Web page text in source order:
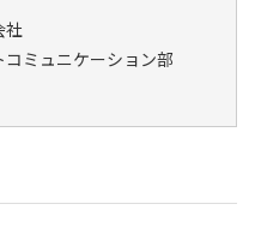
社
ミュニケーション部